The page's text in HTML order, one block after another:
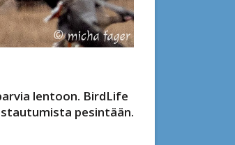
lentoon. BirdLife
pesintään.